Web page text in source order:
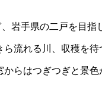
岩手県の二戸を目指
流れる川、収穫を待
らはつぎつぎと景色